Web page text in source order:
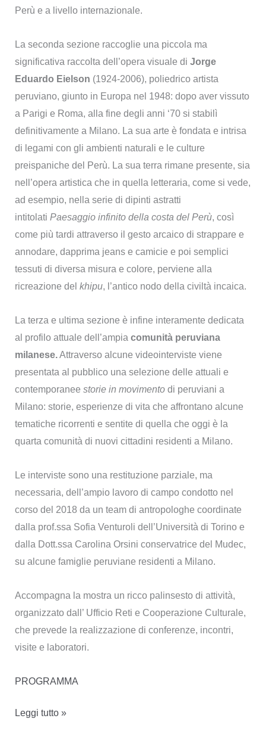
Perù e a livello internazionale.
La seconda sezione raccoglie una piccola ma
significativa raccolta dell’opera visuale di Jorge
Eduardo Eielson (1924-2006), poliedrico artista
peruviano, giunto in Europa nel 1948: dopo aver vissuto
a Parigi e Roma, alla fine degli anni ‘70 si stabilì
definitivamente a Milano. La sua arte è fondata e intrisa
di legami con gli ambienti naturali e le culture
preispaniche del Perù. La sua terra rimane presente, sia
nell’opera artistica che in quella letteraria, come si vede,
ad esempio, nella serie di dipinti astratti
intitolati Paesaggio infinito della costa del Perù, così
come più tardi attraverso il gesto arcaico di strappare e
annodare, dapprima jeans e camicie e poi semplici
tessuti di diversa misura e colore, perviene alla
ricreazione del khipu, l’antico nodo della civiltà incaica.
La terza e ultima sezione è infine interamente dedicata
al profilo attuale dell’ampia comunità peruviana
milanese.Attraverso alcune videointerviste viene
presentata al pubblico una selezione delle attuali e
contemporanee storie in movimentodi peruviani a
Milano: storie, esperienze di vita che affrontano alcune
tematiche ricorrenti e sentite di quella che oggi è la
quarta comunità di nuovi cittadini residenti a Milano.
Le interviste sono una restituzione parziale, ma
necessaria, dell’ampio lavoro di campo condotto nel
corso del 2018 da un team di antropologhe coordinate
dalla prof.ssa Sofia Venturoli dell’Università di Torino e
dalla Dott.ssa Carolina Orsini conservatrice del Mudec,
su alcune famiglie peruviane residenti a Milano.
Accompagna la mostra un ricco palinsesto di attività,
organizzato dall’ Ufficio Reti e Cooperazione Culturale,
che prevede la realizzazione di conferenze, incontri,
visite e laboratori.
PROGRAMMA
16
Leggi tutto »